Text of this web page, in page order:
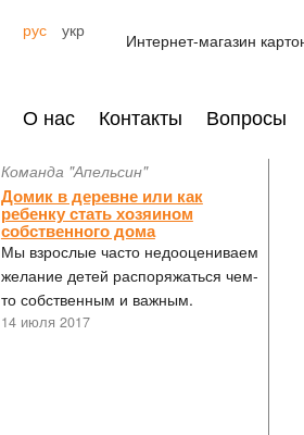
рус укр Интернет-магазин
О нас Контакты Вопросы
Команда "Апельсин"
Домик в деревне или как
ребенку стать хозяином
собственного дома
Мы взрослые часто недооцениваем
желание детей распоряжаться чем-
то собственным и важным.
14 июля 2017